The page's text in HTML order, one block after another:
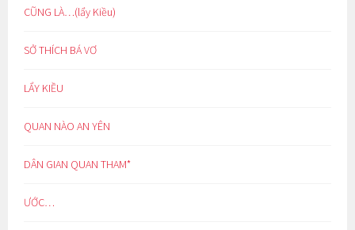
CŨNG LÀ…(lẩy Kiều)
SỞ THÍCH BÁ VƠ
LẨY KIỀU
QUAN NÀO AN YÊN
DÂN GIAN QUAN THAM*
ƯỚC…